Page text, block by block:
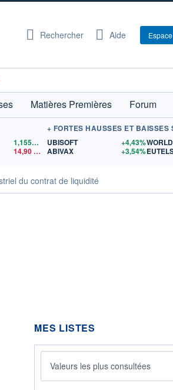
Rechercher Aide
Matières Premières
Forum
1,1559$US
14,90
+ FORTES HAUSSES ET BAISSES
UBISOFT
+4,43%
ABIVAX
+3,54%
du contrat de liquidité
MES LISTES
Valeurs les plus consultées